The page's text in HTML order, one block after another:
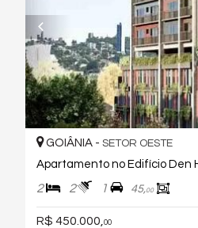
GOIÂNIA - SETOR OESTE
Apartamento no Edifício Den
2 2 1 45,00
R$ 450.000, 00